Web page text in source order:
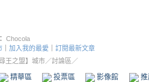
Chocola
加入我的最愛
訂閱最新文章
尋王之盟】城市／討論區／
精華區 投票區 影像館